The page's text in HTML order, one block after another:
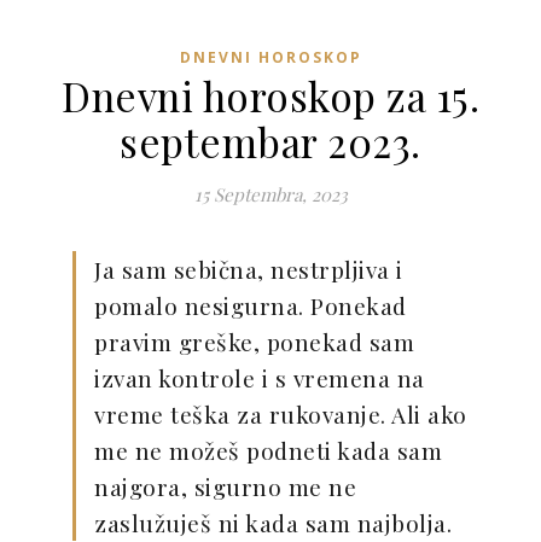
DNEVNI HOROSKOP
Dnevni horoskop za 15.
septembar 2023.
15 Septembra, 2023
Ja sam sebična, nestrpljiva i
pomalo nesigurna. Ponekad
pravim greške, ponekad sam
izvan kontrole i s vremena na
vreme teška za rukovanje. Ali ako
me ne možeš podneti kada sam
najgora, sigurno me ne
zaslužuješ ni kada sam najbolja.